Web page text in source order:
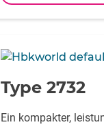
-
Type 2732
Ein kompakter,